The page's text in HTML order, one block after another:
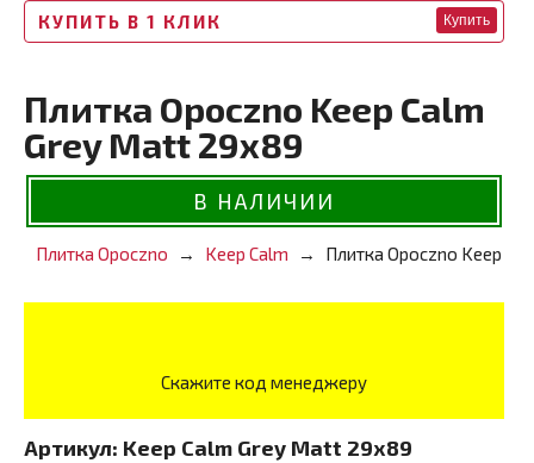
КУПИТЬ В 1 КЛИК Купить
Плитка Opoczno Keep Calm
Grey Matt 29х89
В НАЛИЧИИ
Плитка Opoczno Keep Calm Плитка Opoczno Keep
Скажите код менеджеру
Артикул: Keep Calm Grey Matt 29х89